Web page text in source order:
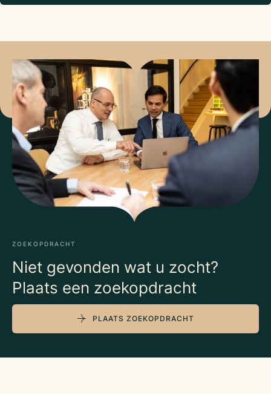
ZOEKOPDRACHT
Niet gevonden wat u zocht?
Plaats een zoekopdracht
PLAATS ZOEKOPDRACHT